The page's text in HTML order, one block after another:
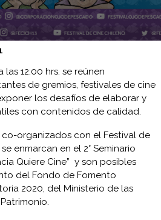
las 12:00 hrs. se reúnen
de gremios, festivales de cine
los desafíos de elaborar y
con contenidos de calidad.
organizados con el Festival de
enmarcan en el 2° Seminario
Quiere Cine” y son posibles
del Fondo de Fomento
2020, del Ministerio de las